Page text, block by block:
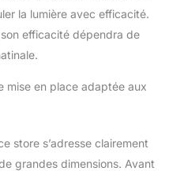
la lumière avec efficacité.
efficacité dépendra de
mise en place adaptée aux
store s’adresse clairement
grandes dimensions. Avant